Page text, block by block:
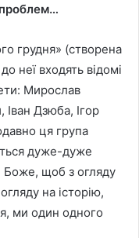
грудня» (створена
неї входять вiдомi
Мирослав
Iван Дзюба, Iгор
ця група
дуже-дуже
Боже, щоб з огляду
на iсторiю,
ми один одного